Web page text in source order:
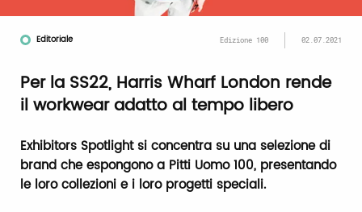
Editoriale Edizione 100 02.07.2021
Per la SS22, Harris Wharf London rende
il workwear adatto al tempo libero
Exhibitors Spotlight si concentra su una selezione di
brand che espongono a Pitti Uomo 100, presentando
le loro collezioni e i loro progetti speciali.